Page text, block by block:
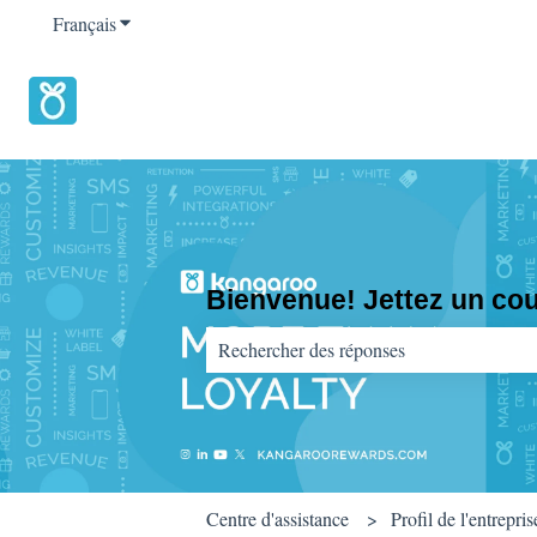
FrançaisAfficher le sous-menu pour les traductions
Bienvenue! Jettez un
Il n'y a aucune suggestion car le champ
Centre d'assistance Profil de